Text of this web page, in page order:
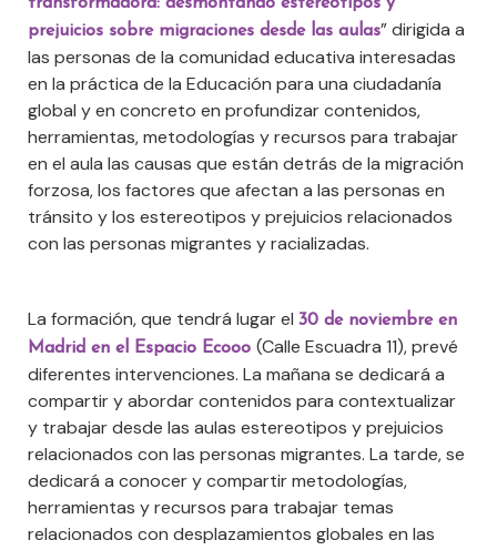
prejuicios sobre migraciones desde las aulas” dirigida a
las personas de la comunidad educativa interesadas
en la práctica de la Educación para una ciudadanía
global y en concreto en profundizar contenidos,
herramientas, metodologías y recursos para trabajar
en el aula las causas que están detrás de la migración
forzosa, los factores que afectan a las personas en
tránsito y los estereotipos y prejuicios relacionados
con las personas migrantes y racializadas.
La formación, que tendrá lugar el 30 de noviembre en
Madrid en el Espacio Ecooo (Calle Escuadra 11), prevé
diferentes intervenciones. La mañana se dedicará a
compartir y abordar contenidos para contextualizar
y trabajar desde las aulas estereotipos y prejuicios
relacionados con las personas migrantes. La tarde, se
dedicará a conocer y compartir metodologías,
herramientas y recursos para trabajar temas
relacionados con desplazamientos globales en las